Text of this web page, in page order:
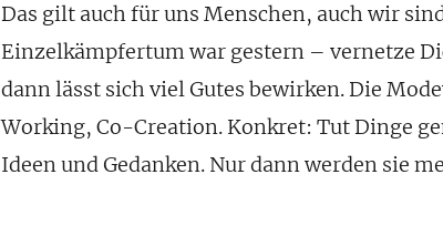
Das gilt auch für uns Menschen, auch wir
Einzelkämpfertum war gestern – vernetze
dann lässt sich viel Gutes bewirken. Die
Working, Co-Creation. Konkret: Tut Dinge
Ideen und Gedanken. Nur dann werden sie